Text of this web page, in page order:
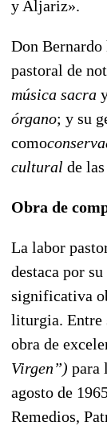
y Aljariz».
Don Bernardo
pastoral de
música sacra
órgano; y su
como
cultural de
Obra de
La labor
destaca por
significativa
liturgia. Entre
obra de
Virgen”) para
agosto de
Remedios,